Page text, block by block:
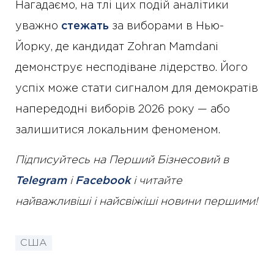
Нагадаємо, на тлі цих подій аналітики
уважно стежать за виборами в Нью-
Йорку, де кандидат Zohran Mamdani
демонструє несподіване лідерство. Його
успіх може стати сигналом для демократів
напередодні виборів 2026 року — або
залишитися локальним феноменом.
Підписуйтесь на Перший Бізнесовий в
Telegramі Facebookі читайте
найважливіші і найсвіжіші новини першими!
США